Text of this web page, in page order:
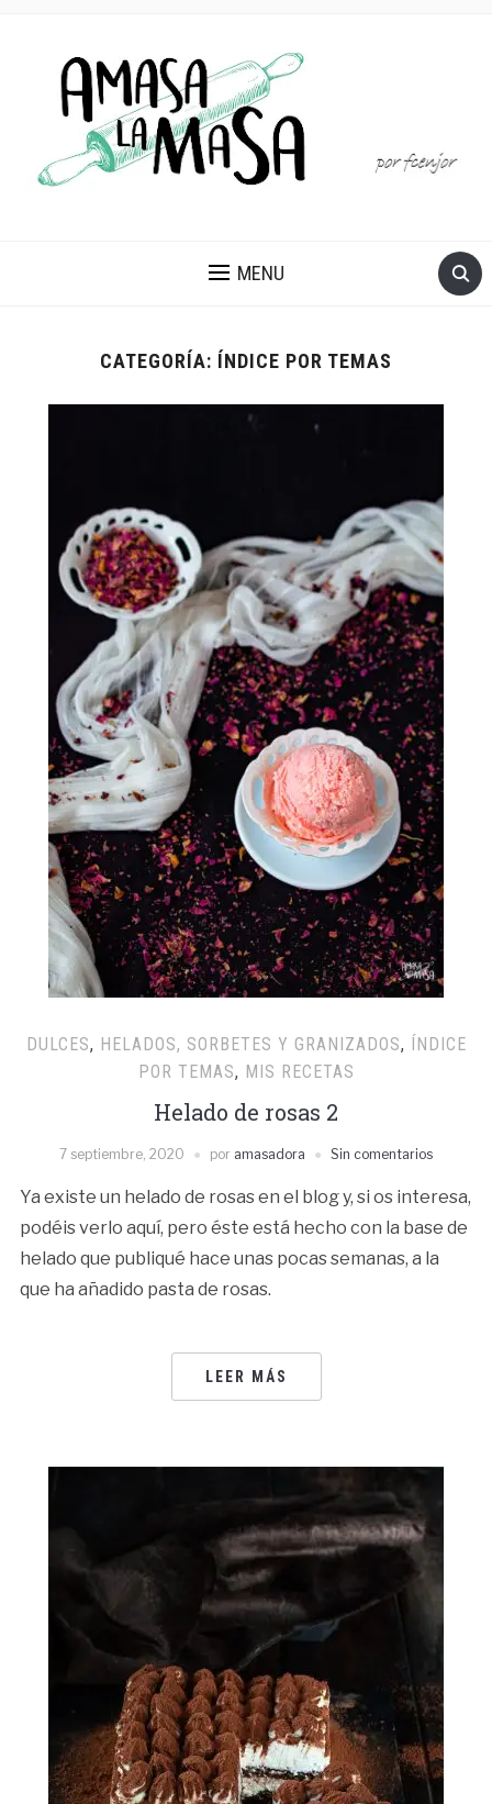
MENU
CATEGORÍA: ÍNDICE POR TEMAS
DULCES, HELADOS, SORBETES Y GRANIZADOS, ÍNDICE
POR TEMAS, MIS RECETAS
Helado de rosas 2
7 septiembre, 2020 por amasadora Sin comentarios
Ya existe un helado de rosas en el blog y, si os interesa,
podéis verlo aquí, pero éste está hecho con la base de
helado que publiqué hace unas pocas semanas, a la
que ha añadido pasta de rosas.
LEER MÁS